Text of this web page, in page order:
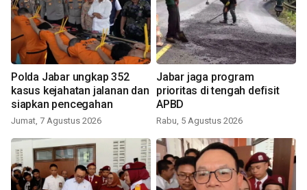
Polda Jabar ungkap 352
kasus kejahatan jalanan dan
siapkan pencegahan
Jumat, 7 Agustus 2026
Jabar jaga program
prioritas di tengah defisit
APBD
Rabu, 5 Agustus 2026